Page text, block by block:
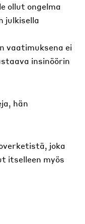
ollut ongelma
julkisella
vaatimuksena ei
insinöörin
hän
joka
itselleen myös